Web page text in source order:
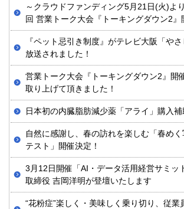
～クラウドファンディング5月21日(火)よ
回 営業トーク大会『トーキングダウン2』
『ペット忌引き制度』がテレビ大阪「や
放送されました！
営業トーク大会『トーキングダウン2』開
取り上げて頂きました！
日本初の内臓脂肪減少薬「アライ」購入補
自然に感謝し、春の訪れを楽しむ「春め
テスト」開催決定！
3月12日開催「AI・データ活用経営サミッ
取締役 吉岡洋明が登壇いたします
“花粉症”楽しく・美味しく乗り切り、従業